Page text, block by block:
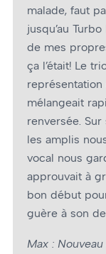
malade, faut
jusqu’au
de mes
ça l’était! Le
mélangeait
renversée.
les amplis
vocal nous
approuvait à
bon début
guère à son
Max :